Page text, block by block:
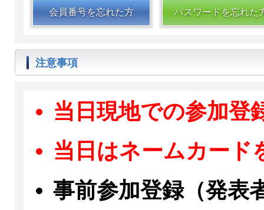
会員番号を忘れた方 パスワードを忘れた
注意事項
当日現地での参加登
当日はネームカード
事前参加登録（発表